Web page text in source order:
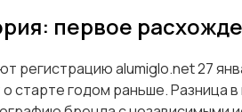
первое
регистрацию alumiglo.net 27
старте годом раньше. Разница